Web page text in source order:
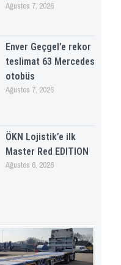
Ağustos 7, 2026
Enver Geçgel’e rekor
teslimat 63 Mercedes
otobüs
Ağustos 7, 2026
ÖKN Lojistik’e ilk
Master Red EDITION
Ağustos 6, 2026